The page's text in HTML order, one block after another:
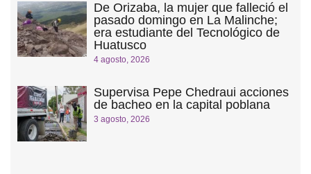
De Orizaba, la mujer que falleció el
pasado domingo en La Malinche;
era estudiante del Tecnológico de
Huatusco
4 agosto, 2026
Supervisa Pepe Chedraui acciones
de bacheo en la capital poblana
3 agosto, 2026